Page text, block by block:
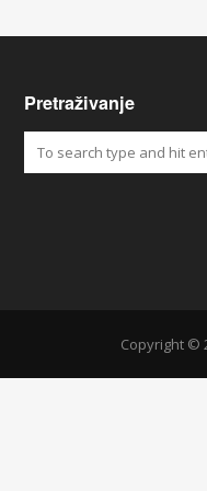
Pretraživanje
Copyright ©